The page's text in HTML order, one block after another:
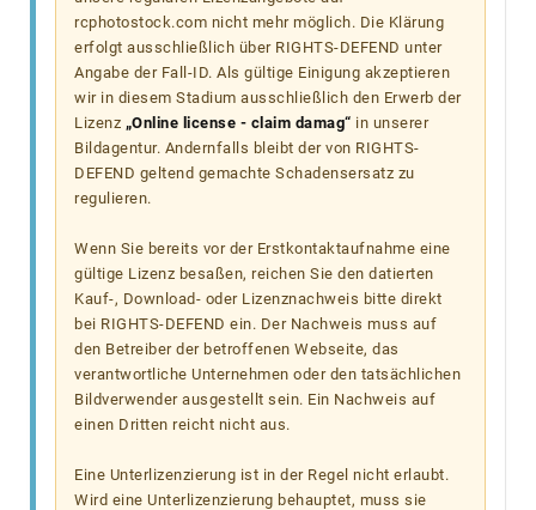
rcphotostock.com nicht mehr möglich. Die Klärung
erfolgt ausschließlich über RIGHTS-DEFEND unter
Angabe der Fall-ID. Als gültige Einigung akzeptieren
wir in diesem Stadium ausschließlich den Erwerb der
Lizenz „Online license - claim damag“ in unserer
Bildagentur. Andernfalls bleibt der von RIGHTS-
DEFEND geltend gemachte Schadensersatz zu
regulieren.
Wenn Sie bereits vor der Erstkontaktaufnahme eine
gültige Lizenz besaßen, reichen Sie den datierten
Kauf-, Download- oder Lizenznachweis bitte direkt
bei RIGHTS-DEFEND ein. Der Nachweis muss auf
den Betreiber der betroffenen Webseite, das
verantwortliche Unternehmen oder den tatsächlichen
Bildverwender ausgestellt sein. Ein Nachweis auf
einen Dritten reicht nicht aus.
Eine Unterlizenzierung ist in der Regel nicht erlaubt.
Wird eine Unterlizenzierung behauptet, muss sie